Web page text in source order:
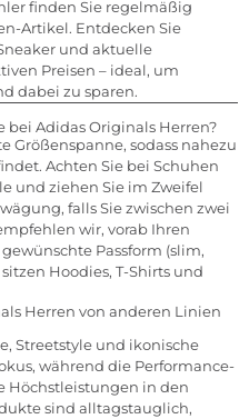
finden Sie regelmäßig
Artikel. Entdecken Sie
und aktuelle
Preisen – ideal, um
dabei zu sparen.
bei Adidas Originals Herren?
Größenspanne, sodass nahezu
Achten Sie bei Schuhen
und ziehen Sie im Zweifel
falls Sie zwischen zwei
wir, vorab Ihren
Passform (slim,
Hoodies, T-Shirts und
Herren von anderen Linien
Streetstyle und ikonische
während die Performance-
Höchstleistungen in den
sind alltagstauglich,